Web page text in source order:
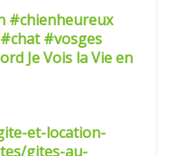
#chienheureux
#chat #vosges
Je Vois la Vie en
et-location-
gites-au-